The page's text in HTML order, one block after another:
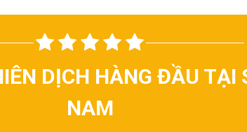
DỊCH HÀNG ĐẦU TẠI
NAM